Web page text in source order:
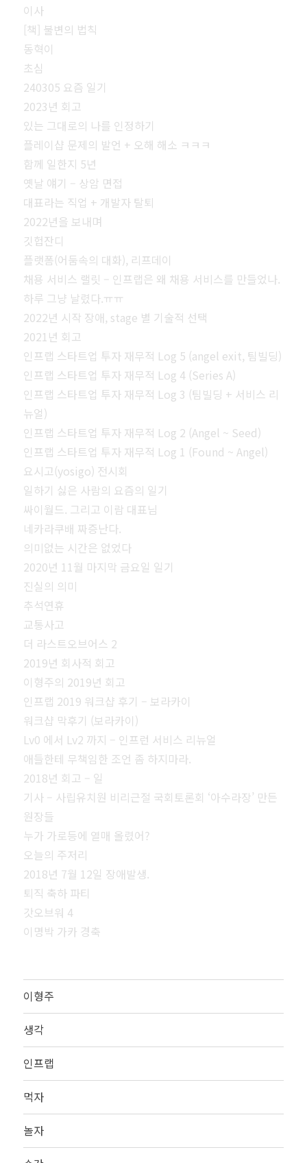
이사
[책] 불변의 법칙
동혁이
초심
240305 요즘 일기
2023년 회고
있는 그대로의 나를 인정하기
플레이샵 문제의 발언 + 오해 해소 ㅋㅋㅋ
함께 일한지 5년
옛날 얘기 – 상암 면접
대표라는 직업 + 개발자 탈퇴
2022년을 보내며
깃헙잔디
플랫폼(어둠속의 대화), 리프데이
채용 서비스 랠릿 – 인프랩은 왜 채용 서비스를 만들었나.
하루 그냥 날렸다.ㅠㅠ
2022년 시작 장애, stage 별 기술적 선택
2021년 회고
인프랩 스타트업 투자 재무적 Log 5 (angel exit, 팀빌딩)
인프랩 스타트업 투자 재무적 Log 4 (Series A)
인프랩 스타트업 투자 재무적 Log 3 (팀빌딩 + 서비스 리
뉴얼)
인프랩 스타트업 투자 재무적 Log 2 (Angel ~ Seed)
인프랩 스타트업 투자 재무적 Log 1 (Found ~ Angel)
요시고(yosigo) 전시회
일하기 싫은 사람의 요즘의 일기
싸이월드. 그리고 이람 대표님
네카라쿠배 짜증난다.
의미없는 시간은 없었다
2020년 11월 마지막 금요일 일기
진실의 의미
추석연휴
교통사고
더 라스트오브어스 2
2019년 회사적 회고
이형주의 2019년 회고
인프랩 2019 워크샵 후기 – 보라카이
워크샵 막후기 (보라카이)
Lv0 에서 Lv2 까지 – 인프런 서비스 리뉴얼
애들한테 무책임한 조언 좀 하지마라.
2018년 회고 – 일
기사 – 사립유치원 비리근절 국회토론회 ‘아수라장’ 만든
원장들
누가 가로등에 열매 올렸어?
오늘의 주저리
2018년 7월 12일 장애발생.
퇴직 축하 파티
갓오브워 4
이명박 가카 경축
이형주
생각
인프랩
먹자
놀자